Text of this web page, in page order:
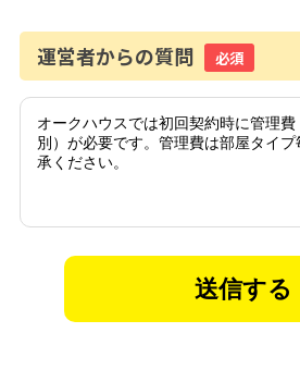
運営者からの質問 必須